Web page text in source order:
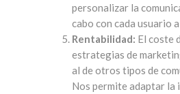
personalizar la
cabo con cada usuario
Rentabilidad: El coste
estrategias de
al de otros tipos de
Nos permite adaptar la